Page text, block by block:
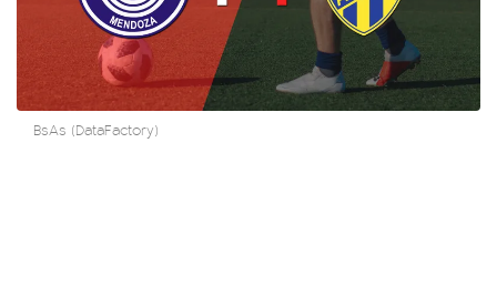
BsAs (DataFactory)